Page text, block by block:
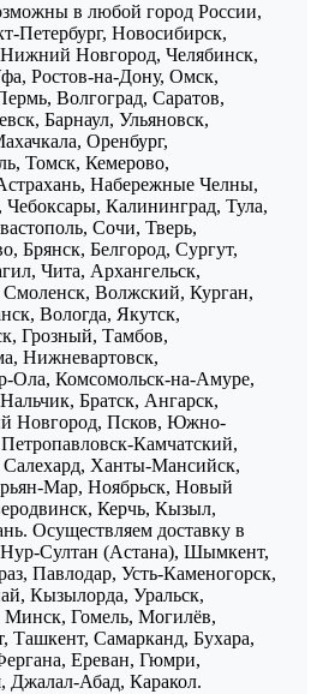
в любой город России,
Петербург, Новосибирск,
Нижний Новгород, Челябинск,
Ростов-на-Дону, Омск,
Волгоград, Саратов,
Барнаул, Ульяновск,
Оренбург,
Томск, Кемерово,
Набережные Челны,
Калининград, Тула,
Сочи, Тверь,
Брянск, Белгород, Сургут,
Чита, Архангельск,
Волжский, Курган,
Вологда, Якутск,
Грозный, Тамбов,
Нижневартовск,
Ола, Комсомольск-на-Амуре,
Братск, Ангарск,
Новгород, Псков, Южно-
Камчатский,
Ханты-Мансийск,
Мар, Ноябрьск, Новый
Керчь, Кызыл,
Осуществляем доставку в
Султан (Астана), Шымкент,
Павлодар, Усть-Каменогорск,
Кызылорда, Уральск,
Минск, Гомель, Могилёв,
Ташкент, Самарканд, Бухара,
Ереван, Гюмри,
Абад, Каракол.